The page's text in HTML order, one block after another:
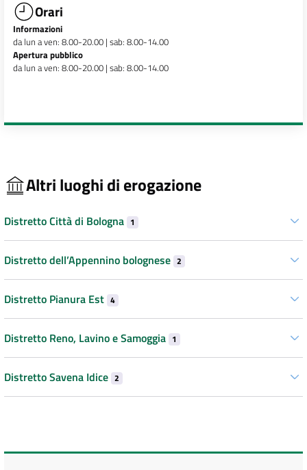
Orari
Informazioni
da lun a ven: 8.00-20.00 | sab: 8.00-14.00
Apertura pubblico
da lun a ven: 8.00-20.00 | sab: 8.00-14.00
Altri luoghi di erogazione
Distretto Città di Bologna 1
Distretto dell’Appennino bolognese 2
Distretto Pianura Est 4
Distretto Reno, Lavino e Samoggia 1
Distretto Savena Idice 2